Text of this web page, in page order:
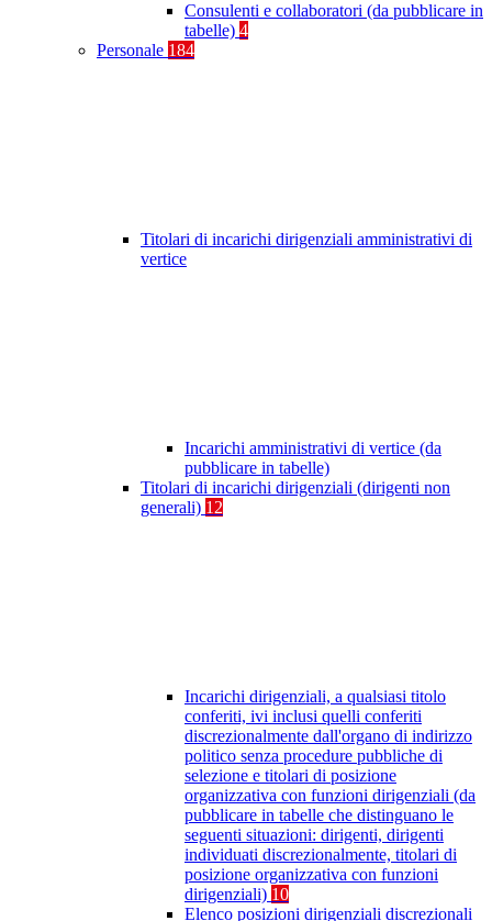
Consulenti e collaboratori (da pubblicare in
tabelle) 4
Personale 184
Titolari di incarichi dirigenziali amministrativi di
vertice
Incarichi amministrativi di vertice (da
pubblicare in tabelle)
Titolari di incarichi dirigenziali (dirigenti non
generali) 12
Incarichi dirigenziali, a qualsiasi titolo
conferiti, ivi inclusi quelli conferiti
discrezionalmente dall'organo di indirizzo
politico senza procedure pubbliche di
selezione e titolari di posizione
organizzativa con funzioni dirigenziali (da
pubblicare in tabelle che distinguano le
seguenti situazioni: dirigenti, dirigenti
individuati discrezionalmente, titolari di
posizione organizzativa con funzioni
dirigenziali) 10
Elenco posizioni dirigenziali discrezionali